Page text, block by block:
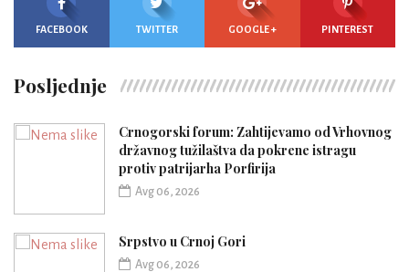
FACEBOOK TWITTER GOOGLE + PINTEREST
Posljednje
Crnogorski forum: Zahtijevamo od Vrhovnog
državnog tužilaštva da pokrene istragu
protiv patrijarha Porfirija
Avg 06, 2026
Srpstvo u Crnoj Gori
Avg 06, 2026